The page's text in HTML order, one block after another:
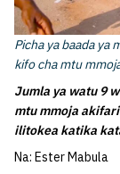
Picha ya baada ya
kifo cha mtu
Jumla ya watu 9
mtu mmoja
ilitokea katika
Na: Ester Mabula